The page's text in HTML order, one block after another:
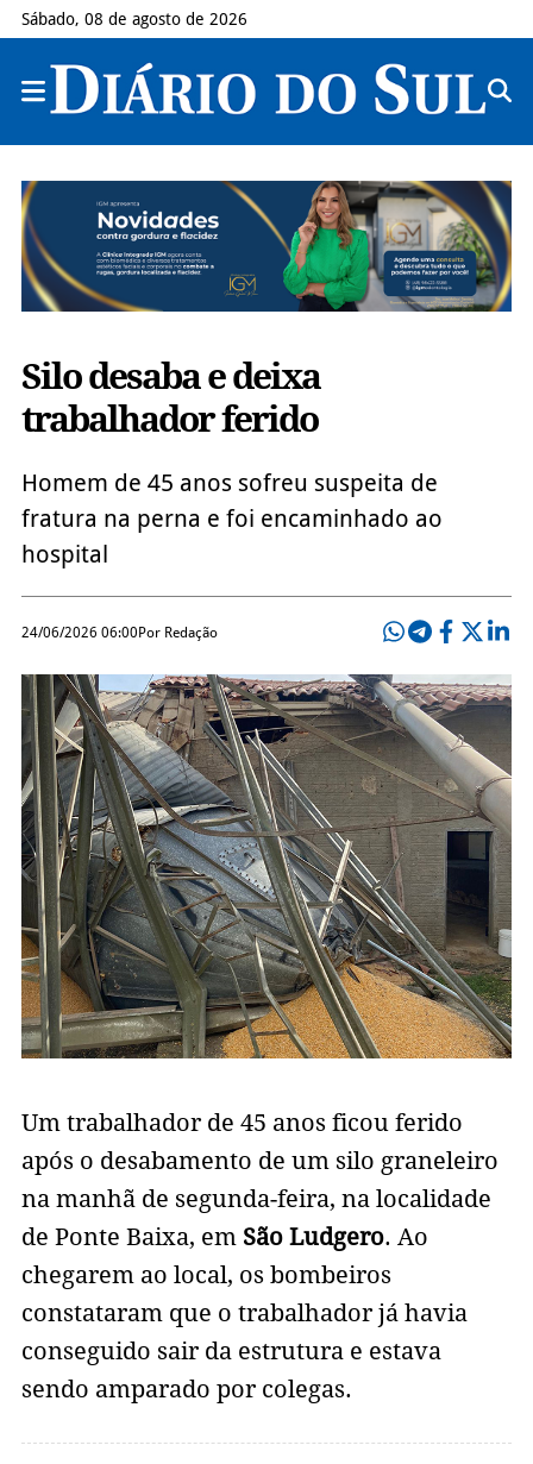
Sábado, 08 de agosto de 2026
Silo desaba e deixa
trabalhador ferido
Homem de 45 anos sofreu suspeita de
fratura na perna e foi encaminhado ao
hospital
24/06/2026 06:00Por Redação
Um trabalhador de 45 anos ficou ferido
após o desabamento de um silo graneleiro
na manhã de segunda-feira, na localidade
de Ponte Baixa, em São Ludgero. Ao
chegarem ao local, os bombeiros
constataram que o trabalhador já havia
conseguido sair da estrutura e estava
sendo amparado por colegas.